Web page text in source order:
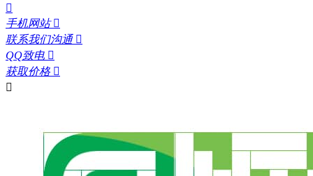

手机网站 
联系我们沟通 
QQ致电 
获取价格 
